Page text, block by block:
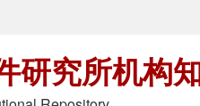
研究所机构